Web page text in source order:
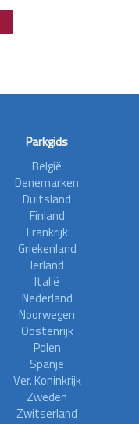
Parkgids
België
Denemarken
Duitsland
Finland
Frankrijk
Griekenland
Ierland
Italië
Nederland
Noorwegen
Oostenrijk
Polen
Spanje
Ver. Koninkrijk
Zweden
Zwitserland